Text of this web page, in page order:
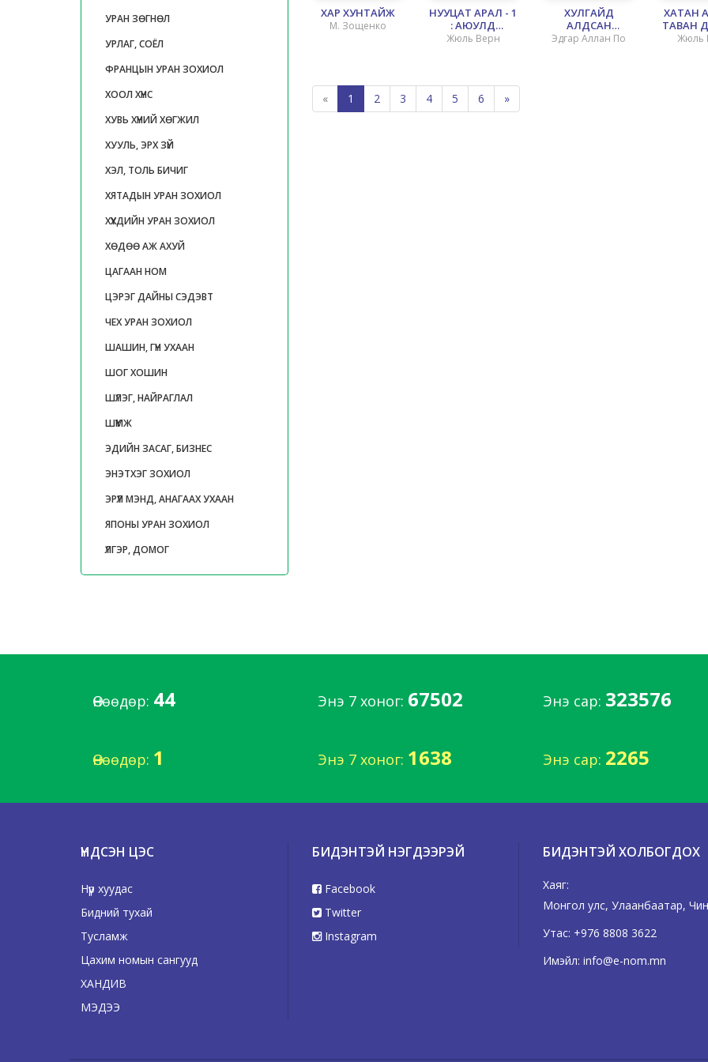
УРАН ЗӨГНӨЛ
УРЛАГ, СОЁЛ
ФРАНЦЫН УРАН ЗОХИОЛ
ХООЛ ХҮНС
ХУВЬ ХҮНИЙ ХӨГЖИЛ
ХУУЛЬ, ЭРХ ЗҮЙ
ХЭЛ, ТОЛЬ БИЧИГ
ХЯТАДЫН УРАН ЗОХИОЛ
ХҮҮХДИЙН УРАН ЗОХИОЛ
ХӨДӨӨ АЖ АХУЙ
ЦАГААН НОМ
ЦЭРЭГ ДАЙНЫ СЭДЭВТ
ЧЕХ УРАН ЗОХИОЛ
ШАШИН, ГҮН УХААН
ШОГ ХОШИН
ШҮЛЭГ, НАЙРАГЛАЛ
ШҮҮМЖ
ЭДИЙН ЗАСАГ, БИЗНЕС
ЭНЭТХЭГ ЗОХИОЛ
ЭРҮҮЛ МЭНД, АНАГААХ УХААН
ЯПОНЫ УРАН ЗОХИОЛ
ҮЛГЭР, ДОМОГ
ХАР ХУНТАЙЖ
М. Зощенко
НУУЦАТ АРАЛ - 1
: АЮУЛД
УЧРАГСАД
Жюль Верн
ХУЛГАЙД
АЛДСАН
ЗАХИДАЛ
Эдгар Аллан По
ХАТАН
ТАВАН
Жюль
« 1 2 3 4 5 6 »
Өнөөдөр: 44 Энэ 7 хоног: 67502 Энэ сар: 323576
Өнөөдөр: 1 Энэ 7 хоног: 1638 Энэ сар: 2265
ҮНДСЭН ЦЭС
Нүүр хуудас
Бидний тухай
Тусламж
Цахим номын сангууд
ХАНДИВ
МЭДЭЭ
БИДЭНТЭЙ НЭГДЭЭРЭЙ
Facebook
Twitter
Instagram
БИДЭНТЭЙ ХОЛБОГДОХ
Хаяг:
Монгол улс, Улаанбаатар,
Утас: +976 8808 3622
Имэйл: info@e-nom.mn